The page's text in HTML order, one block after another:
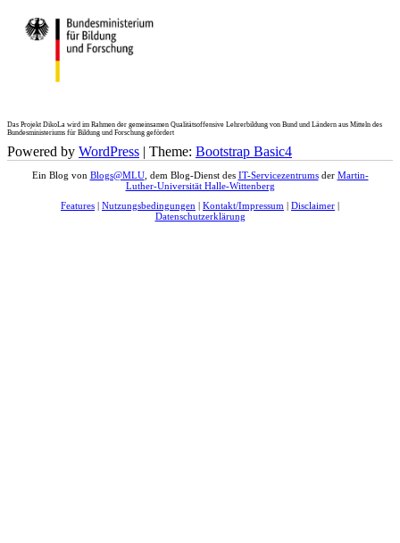
Das Projekt DikoLa wird im Rahmen der gemeinsamen Qualitätsoffensive Lehrerbildung von Bund und Ländern aus Mitteln des
Bundesministeriums für Bildung und Forschung gefördert
Powered by WordPress | Theme: Bootstrap Basic4
Ein Blog von Blogs@MLU, dem Blog-Dienst des IT-Servicezentrumsder Martin-
Luther-Universität Halle-Wittenberg
Features
Nutzungsbedingungen Kontakt/Impressum Disclaimer
Datenschutzerklärung